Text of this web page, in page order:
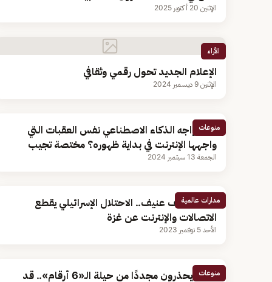
الإثنين 20 أكتوبر 2025
الأراء
الإعلام الجديد تحول رقمي وثقافي
الإثنين 9 ديسمبر 2024
منوعات
هل يواجه الذكاء الاصطناعي نفس العقبات التي
واجهها الإنترنت في بداية ظهوره؟ مختصة تجيب
الجمعة 13 سبتمبر 2024
مدارات عالمية
وسط قصف عنيف.. الاحتلال الإسرائيلي يقطع
الاتصالات والإنترنت عن غزة
الأحد 5 نوفمبر 2023
منوعات
خبراء يحذرون مجددًا من حيلة الـ«6 أرقام».. قد